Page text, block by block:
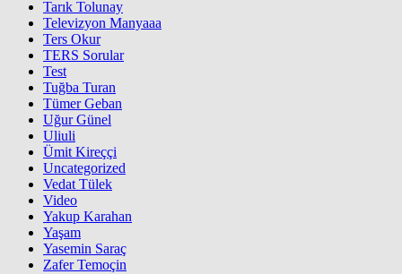
Tarık Tolunay
Televizyon Manyaaa
Ters Okur
TERS Sorular
Test
Tuğba Turan
Tümer Geban
Uğur Günel
Uliuli
Ümit Kireççi
Uncategorized
Vedat Tülek
Video
Yakup Karahan
Yaşam
Yasemin Saraç
Zafer Temoçin